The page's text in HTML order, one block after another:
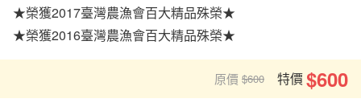
★榮獲2017臺灣農漁會百大精品殊榮★
★榮獲2016臺灣農漁會百大精品殊榮★
原價 $600 特價$600